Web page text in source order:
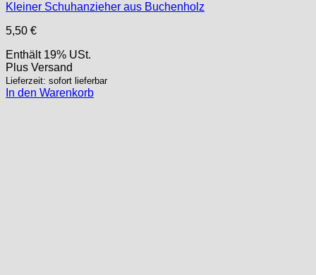
Kleiner Schuhanzieher aus Buchenholz
5,50 €
Enthält 19% USt.
Plus Versand
Lieferzeit: sofort lieferbar
In den Warenkorb